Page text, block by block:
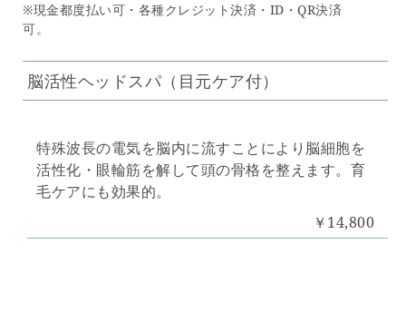
※現金都度払い可・各種クレジット決済・ID・QR決済
可。
脳活性ヘッドスパ（目元ケア付）
特殊波長の電気を脳内に流すことにより脳細胞を
活性化・眼輪筋を解して頭の骨格を整えます。育
毛ケアにも効果的。
￥14,800